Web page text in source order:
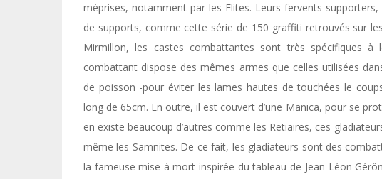
méprises, notamment par les Elites. Leurs fervents
de supports, comme cette série de 150 graffiti retrouvés sur
Mirmillon, les castes combattantes sont très spécifiques à
combattant dispose des mêmes armes que celles utilisées
de poisson -pour éviter les lames hautes de touchées le
long de 65cm. En outre, il est couvert d’une Manica, pour se
en existe beaucoup d’autres comme les Retiaires, ces
même les Samnites. De ce fait, les gladiateurs sont des
la fameuse mise à mort inspirée du tableau de Jean-Léon